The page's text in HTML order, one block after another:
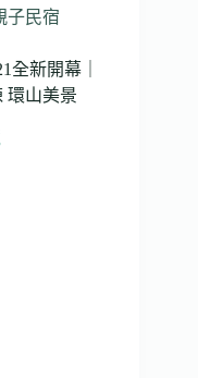
子民宿
全新開幕｜
環山美景